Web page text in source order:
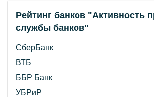
Рейтинг банков "Активность
службы банков"
СберБанк
ВТБ
ББР Банк
УБРиР